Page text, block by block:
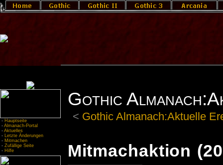
- Hauptseite
- Almanach-Portal
- Aktuelles
- Letzte Änderungen
- Mitmachen
- Zufällige Seite
- Hilfe
Gothic
< Gothic Almanach:Aktuelle
Mitmachaktion